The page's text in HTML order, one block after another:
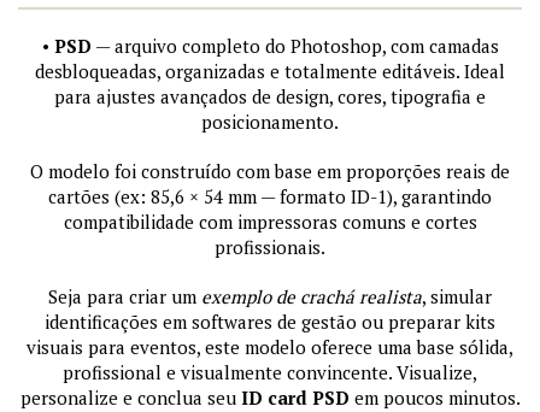
• PSD — arquivo completo do Photoshop, com camadas
desbloqueadas, organizadas e totalmente editáveis. Ideal
para ajustes avançados de design, cores, tipografia e
posicionamento.
O modelo foi construído com base em proporções reais de
cartões (ex: 85,6 × 54 mm — formato ID-1), garantindo
compatibilidade com impressoras comuns e cortes
profissionais.
Seja para criar um exemplo de crachá realista, simular
identificações em softwares de gestão ou preparar kits
visuais para eventos, este modelo oferece uma base sólida,
profissional e visualmente convincente. Visualize,
personalize e conclua seu ID card PSD em poucos minutos.